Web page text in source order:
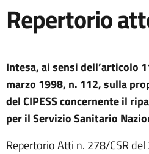
Repertorio
Intesa,ai sensi dell’articolo
marzo 1998, n. 112, sulla
del CIPESS concernente il
per il Servizio Sanitario
Repertorio Atti n. 278/